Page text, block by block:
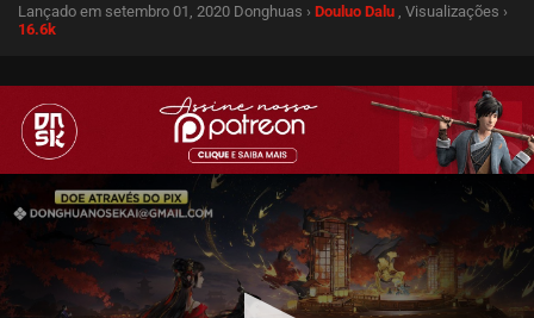
Lançado em setembro 01, 2020 Donghuas › Douluo Dalu , Visualizações ›
16.6k